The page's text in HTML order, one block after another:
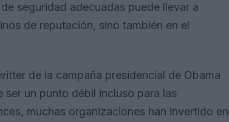
seguridad adecuadas puede llevar a
de reputación, sino también en el
de la campaña presidencial de Obama
un punto débil incluso para las
muchas organizaciones han invertido en